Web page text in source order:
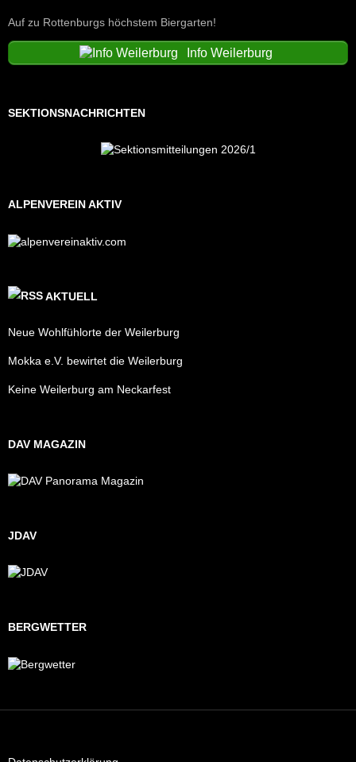
Auf zu Rottenburgs höchstem Biergarten!
Info Weilerburg
SEKTIONSNACHRICHTEN
ALPENVEREIN AKTIV
AKTUELL
Neue Wohlfühlorte der Weilerburg
Mokka e.V. bewirtet die Weilerburg
Keine Weilerburg am Neckarfest
DAV MAGAZIN
JDAV
BERGWETTER